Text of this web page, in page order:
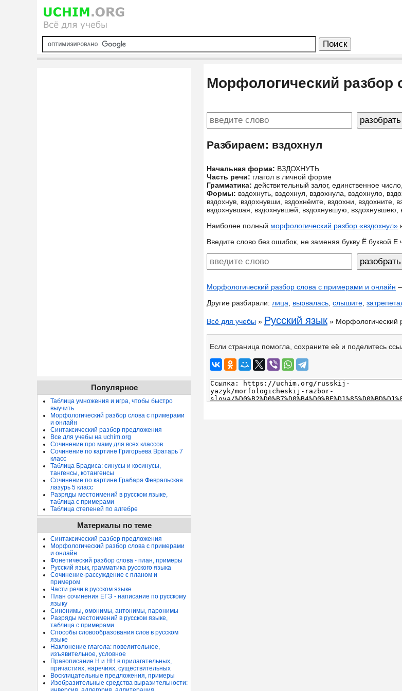
Морфологический разбор
Разбираем: вздохнул
Начальная форма: ВЗДОХНУТЬ
Часть речи: глагол в личной форме
Грамматика: действительный залог, единственное
Формы: вздохнуть, вздохнул, вздохнула, вздохнуло,
вздохнув, вздохнувши, вздохнёмте, вздохни,
вздохнувшая, вздохнувшей, вздохнувшую,
Наиболее полный морфологический разбор «вздохнул»
Введите слово без ошибок, не заменяя букву Ё буквой
Морфологический разбор слова с примерами и онлайн
Другие разбирали: лица вырвалась слышите
Всё для учебы » Русский язык » Морфологический
Если страница помогла, сохраните её и поделитесь
Популярное
Таблица умножения и игра, чтобы быстро
выучить
Морфологический разбор слова с примерами
и онлайн
Синтаксический разбор предложения
Все для учебы на uchim.org
Сочинение про маму для всех классов
Сочинение по картине Григорьева Вратарь 7
класс
Таблица Брадиса: синусы и косинусы,
тангенсы, котангенсы
Сочинение по картине Грабаря Февральская
лазурь 5 класс
Разряды местоимений в русском языке,
таблица с примерами
Таблица степеней по алгебре
Материалы по теме
Синтаксический разбор предложения
Морфологический разбор слова с примерами
и онлайн
Фонетический разбор слова - план, примеры
Русский язык, грамматика русского языка
Сочинение-рассуждение с планом и
примером
Части речи в русском языке
План сочинения ЕГЭ - написание по русскому
языку
Синонимы, омонимы, антонимы, паронимы
Разряды местоимений в русском языке,
таблица с примерами
Способы словообразования слов в русском
языке
Наклонение глагола: повелительное,
изъявительное, условное
Правописание Н и НН в прилагательных,
причастиях, наречиях, существительных
Восклицательные предложения, примеры
Изобразительные средства выразительности: